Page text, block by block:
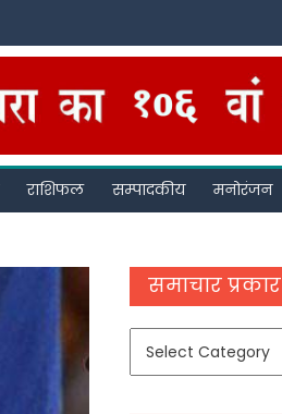
राशिफल सम्पादकीय मनोरंजन
समाचार प्रकार
समाचार